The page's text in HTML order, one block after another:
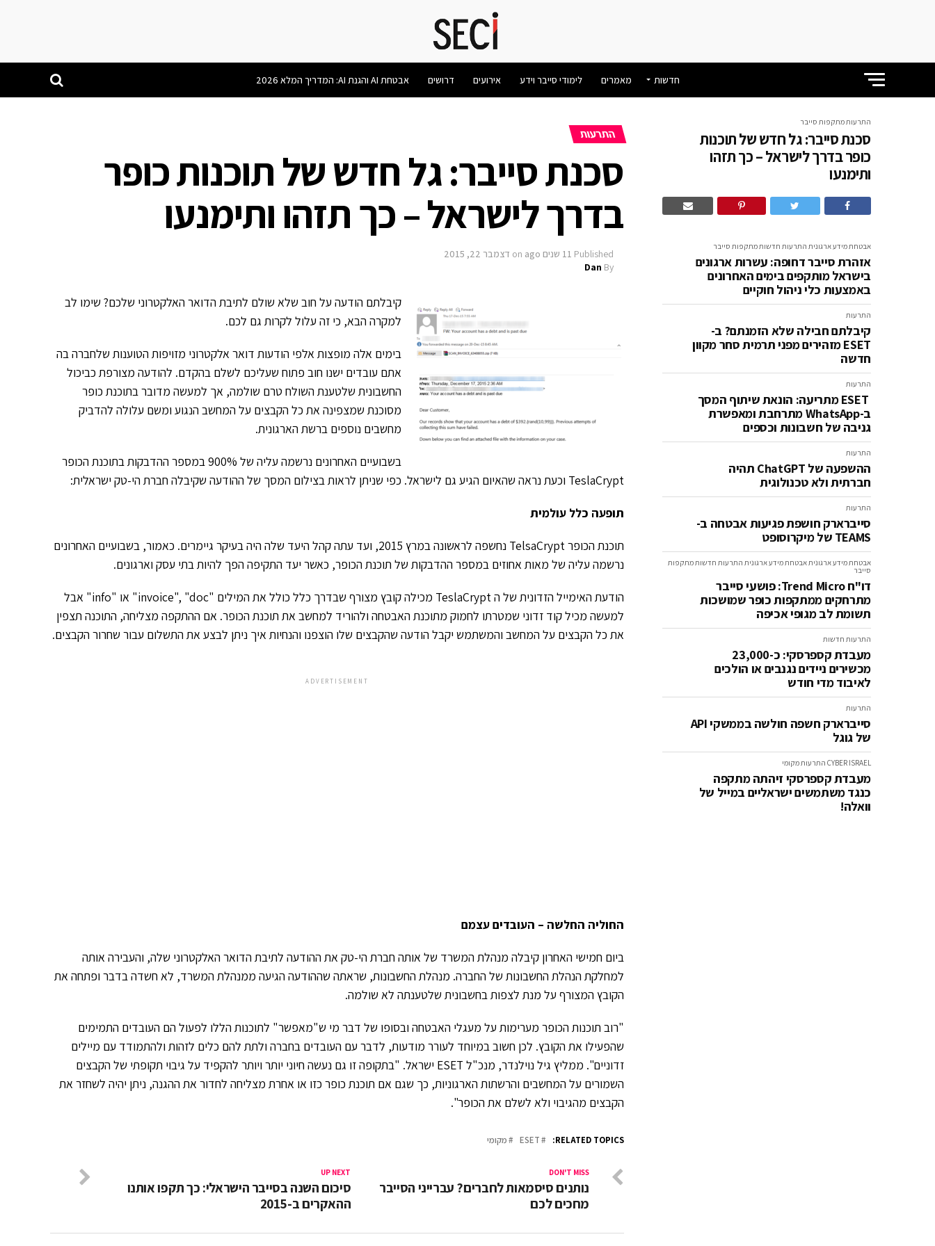
חדשות מאמרים לימודי סייבר וידע אירועים דרושים אבטחת AI והגנת AI: המדריך המלא 2026
התרעותמתקפות סייבר
סכנת סייבר: גל חדש של תוכנות
כופר בדרך לישראל – כך תזהו
ותימנעו
אבטחת מידע ארגונית התרעות חדשותמתקפות סייבר
אזהרת סייבר דחופה: עשרות ארגונים
בישראל מותקפים בימים האחרונים
באמצעות כלי ניהול חוקיים
התרעות
קיבלתם חבילה שלא הזמנתם? ב-
ESET מזהירים מפני תרמית סחר מקוון
חדשה
התרעות
ESET מתריעה: הונאת שיתוף המסך
ב-WhatsApp מתרחבת ומאפשרת
גניבה של חשבונות וכספים
התרעות
ההשפעה של ChatGPT תהיה
חברתית ולא טכנולוגית
התרעות
סייברארק חושפת פגיעות אבטחה ב-
TEAMS של מיקרוסופט
אבטחת מידע ארגוניתאבטחת מידע ארגונית התרעות חדשותמתקפות
סייבר
דו"ח Trend Micro: פושעי סייבר
מתרחקים ממתקפות כופר שמושכות
תשומת לב מגופי אכיפה
התרעות חדשות
מעבדת קספרסקי: כ-23,000
מכשירים ניידים נגנבים או הולכים
לאיבוד מדי חודש
התרעות
סייברארק חשפה חולשה בממשקי API
של גוגל
CYBER ISRAEL התרעותמקומי
מעבדת קספרסקי זיהתה מתקפה
כנגד משתמשים ישראליים במייל של
וואלה!
התרעות
סכנת סייבר: גל חדש של תוכנות כופר
בדרך לישראל – כך תזהו ותימנעו
Published 11 שנים ago on דצמבר 22, 2015
By
Dan
קיבלתם הודעה על חוב שלא שולם לתיבת הדואר האלקטרוני שלכם? שימו לב
למקרה הבא, כי זה עלול לקרות גם לכם.
בימים אלה מופצות אלפי הודעות דואר אלקטרוני מזויפות הטוענות שלחברה בה
אתם עובדים ישנו חוב פתוח שעליכם לשלם בהקדם. להודעה מצורפת כביכול
החשבונית שלטענת השולח טרם שולמה, אך למעשה מדובר בתוכנת כופר
מסוכנת שמצפינה את כל הקבצים על המחשב הנגוע ומשם עלולה להדביק
מחשבים נוספים ברשת הארגונית.
בשבועיים האחרונים נרשמה עליה של 900% במספר ההדבקות בתוכנת הכופר
TeslaCrypt וכעת נראה שהאיום הגיע גם לישראל. כפי שניתן לראות בצילום המסך של ההודעה שקיבלה חברת הי-טק ישראלית:
תופעה כלל עולמית
תוכנת הכופר TelsaCrypt נחשפה לראשונה במרץ 2015, ועד עתה קהל היעד שלה היה בעיקר גיימרים. כאמור, בשבועיים האחרונים
נרשמה עליה של מאות אחוזים במספר ההדבקות של תוכנת הכופר, כאשר יעד התקיפה הפך להיות בתי עסק וארגונים.
הודעת האימייל הזדונית של ה TeslaCrypt מכילה קובץ מצורף שבדרך כלל כולל את המילים "invoice", "doc" או "info" אבל
למעשה מכיל קוד זדוני שמטרתו לחמוק מתוכנת האבטחה ולהוריד למחשב את תוכנת הכופר. אם ההתקפה מצליחה, התוכנה תצפין
את כל הקבצים על המחשב והמשתמש יקבל הודעה שהקבצים שלו הוצפנו והנחיות איך ניתן לבצע את התשלום עבור שחרור הקבצים.
ADVERTISEMENT
החוליה החלשה – העובדים עצמם
ביום חמישי האחרון קיבלה מנהלת המשרד של אותה חברת הי-טק את ההודעה לתיבת הדואר האלקטרוני שלה, והעבירה אותה
למחלקת הנהלת החשבונות של החברה. מנהלת החשבונות, שראתה שההודעה הגיעה ממנהלת המשרד, לא חשדה בדבר ופתחה את
הקובץ המצורף על מנת לצפות בחשבונית שלטענתה לא שולמה.
"רוב תוכנות הכופר מערימות על מעגלי האבטחה ובסופו של דבר מי ש"מאפשר" לתוכנות הללו לפעול הם העובדים התמימים
שהפעילו את הקובץ. לכן חשוב במיוחד לעורר מודעות, לדבר עם העובדים בחברה ולתת להם כלים לזהות ולהתמודד עם מיילים
זדוניים". ממליץ גיל נוילנדר, מנכ"ל ESET ישראל. "בתקופה זו גם נעשה חיוני יותר ויותר להקפיד על גיבוי תקופתי של הקבצים
השמורים על המחשבים והרשתות הארגוניות, כך שגם אם תוכנת כופר כזו או אחרת מצליחה לחדור את ההגנה, ניתן יהיה לשחזר את
הקבצים מהגיבוי ולא לשלם את הכופר".
RELATED TOPICS:
ESET מקומי
UP NEXT
סיכום השנה בסייבר הישראלי: כך תקפו אותנו
ההאקרים ב-2015
DON'T MISS
נותנים סיסמאות לחברים? עברייני הסייבר
מחכים לכם